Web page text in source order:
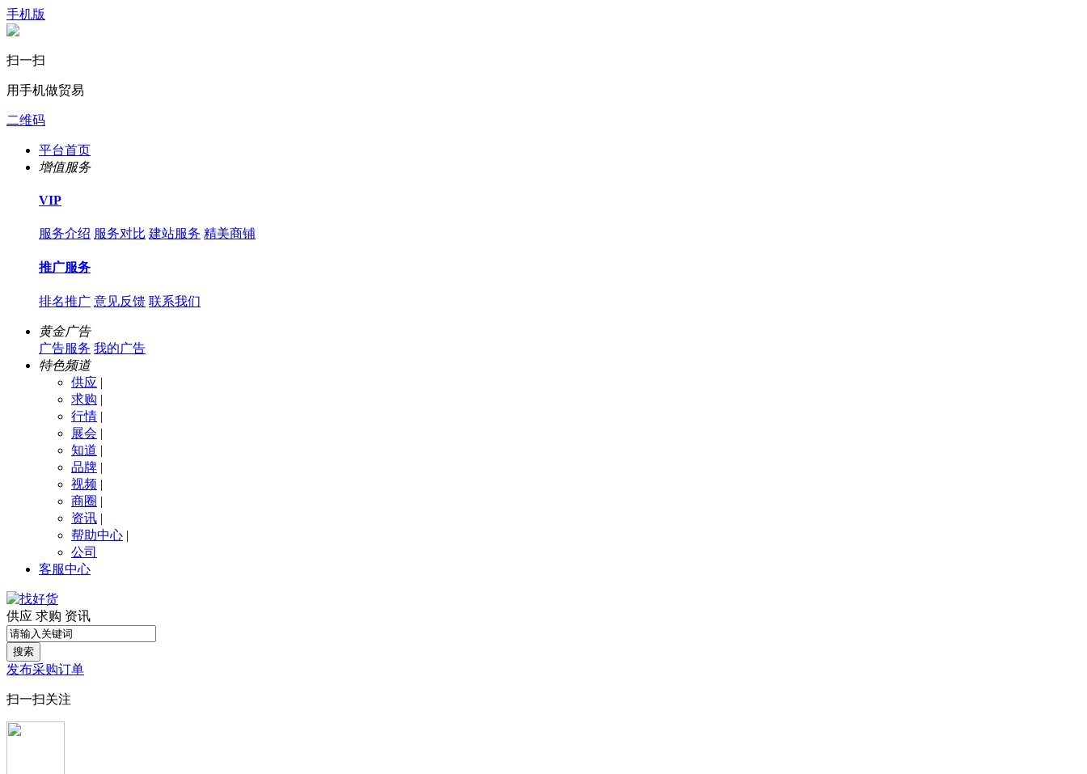
手机版
扫一扫
用手机做贸易
二维码
平台首页
增值服务
VIP
服务介绍 服务对比 建站服务 精美商铺
推广服务
排名推广 意见反馈 联系我们
黄金广告
广告服务 我的广告
特色频道
供应 |
求购 |
行情 |
展会 |
知道 |
品牌 |
视频 |
商圈 |
资讯 |
帮助中心 |
公司
客服中心
供应 求购 资讯
搜索
发布采购订单
扫一扫关注